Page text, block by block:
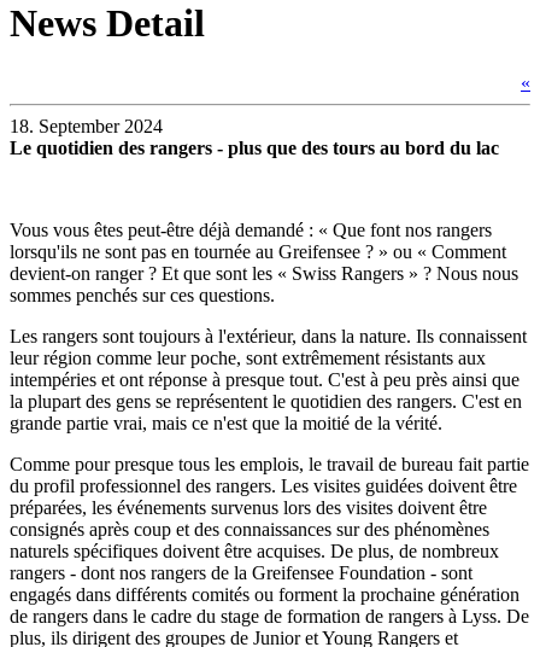
News Detail
«
18. September 2024
Le quotidien des rangers - plus que des tours au bord du lac
Vous vous êtes peut-être déjà demandé : « Que font nos rangers
lorsqu'ils ne sont pas en tournée au Greifensee ? » ou « Comment
devient-on ranger ? Et que sont les « Swiss Rangers » ? Nous nous
sommes penchés sur ces questions.
Les rangers sont toujours à l'extérieur, dans la nature. Ils connaissent
leur région comme leur poche, sont extrêmement résistants aux
intempéries et ont réponse à presque tout. C'est à peu près ainsi que
la plupart des gens se représentent le quotidien des rangers. C'est en
grande partie vrai, mais ce n'est que la moitié de la vérité.
Comme pour presque tous les emplois, le travail de bureau fait partie
du profil professionnel des rangers. Les visites guidées doivent être
préparées, les événements survenus lors des visites doivent être
consignés après coup et des connaissances sur des phénomènes
naturels spécifiques doivent être acquises. De plus, de nombreux
rangers - dont nos rangers de la Greifensee Foundation - sont
engagés dans différents comités ou forment la prochaine génération
de rangers dans le cadre du stage de formation de rangers à Lyss. De
plus, ils dirigent des groupes de Junior et Young Rangers et